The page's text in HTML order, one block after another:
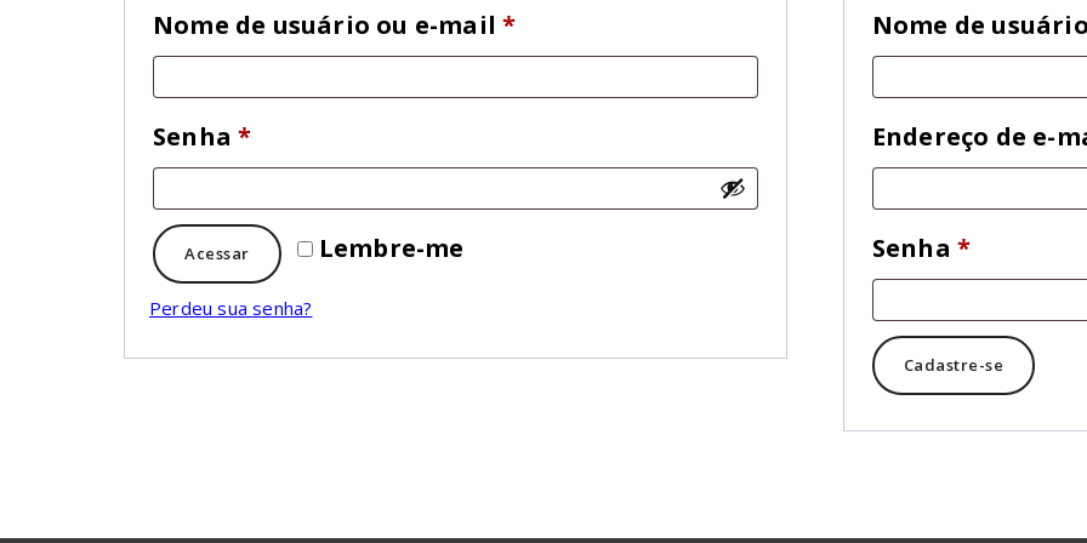
Nome de usuário ou e-mail*Obrigatório
Senha*Obrigatório
Lembre-me
Acessar
Perdeu sua senha?
Nome de
Endereço de e-
Senha*
Cadastre-se